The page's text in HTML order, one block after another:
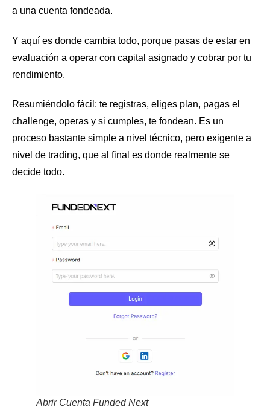
a una cuenta fondeada.
Y aquí es donde cambia todo, porque pasas de estar en
evaluación a operar con capital asignado y cobrar por tu
rendimiento.
Resumiéndolo fácil: te registras, eliges plan, pagas el
challenge, operas y si cumples, te fondean. Es un
proceso bastante simple a nivel técnico, pero exigente a
nivel de trading, que al final es donde realmente se
decide todo.
Abrir Cuenta Funded Next